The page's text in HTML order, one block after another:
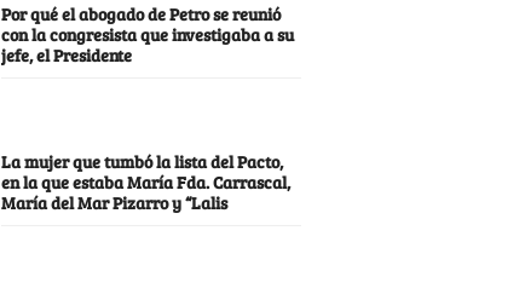
Por qué el abogado de Petro se reunió
con la congresista que investigaba a su
jefe, el Presidente
La mujer que tumbó la lista del Pacto,
en la que estaba María Fda. Carrascal,
María del Mar Pizarro y “Lalis